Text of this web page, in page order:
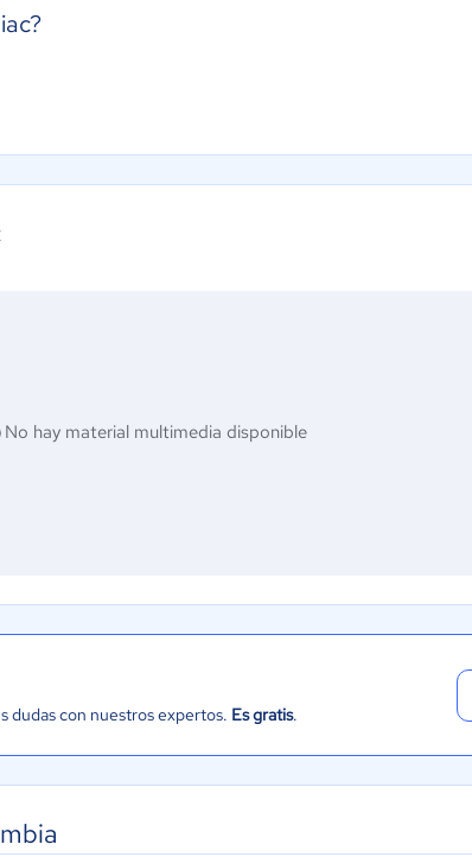
No hay material multimedia disponible
dudas con nuestros expertos. Es gratis.